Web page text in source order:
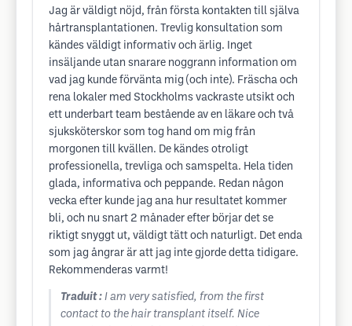
Jag är väldigt nöjd, från första kontakten till själva
hårtransplantationen. Trevlig konsultation som
kändes väldigt informativ och ärlig. Inget
insäljande utan snarare noggrann information om
vad jag kunde förvänta mig (och inte). Fräscha och
rena lokaler med Stockholms vackraste utsikt och
ett underbart team bestående av en läkare och två
sjuksköterskor som tog hand om mig från
morgonen till kvällen. De kändes otroligt
professionella, trevliga och samspelta. Hela tiden
glada, informativa och peppande. Redan någon
vecka efter kunde jag ana hur resultatet kommer
bli, och nu snart 2 månader efter börjar det se
riktigt snyggt ut, väldigt tätt och naturligt. Det enda
som jag ångrar är att jag inte gjorde detta tidigare.
Rekommenderas varmt!
Traduit : I am very satisfied, from the first
contact to the hair transplant itself. Nice